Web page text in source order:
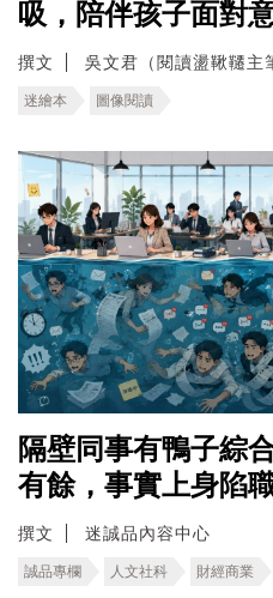
吸，陪伴孩子面對
撰文 吳文君（閱讀盪鞦韆主
迷繪本 圖像閱讀
隔壁同事有鴨子綜
有餘，事實上身陷
撰文 迷誠品內容中心
誠品專欄 人文社科 財經商業